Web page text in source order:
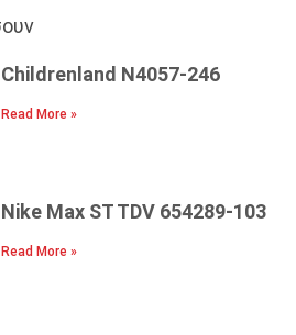
Childrenland N4057-246
Read More »
Nike Max ST TDV 654289-103
Read More »